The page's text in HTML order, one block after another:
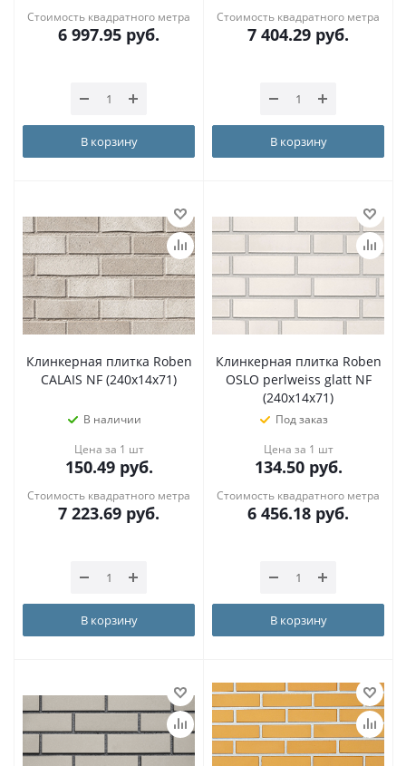
Стоимость квадратного метра
6 997.95 руб.
В корзину
Стоимость квадратного метра
7 404.29 руб.
В корзину
Клинкерная плитка Roben
CALAIS NF (240x14x71)
В наличии
Цена за 1 шт
150.49руб.
Стоимость квадратного метра
7 223.69 руб.
В корзину
Клинкерная плитка Roben
OSLO perlweiss glatt NF
(240x14x71)
Под заказ
Цена за 1 шт
134.50руб.
Стоимость квадратного метра
6 456.18 руб.
В корзину